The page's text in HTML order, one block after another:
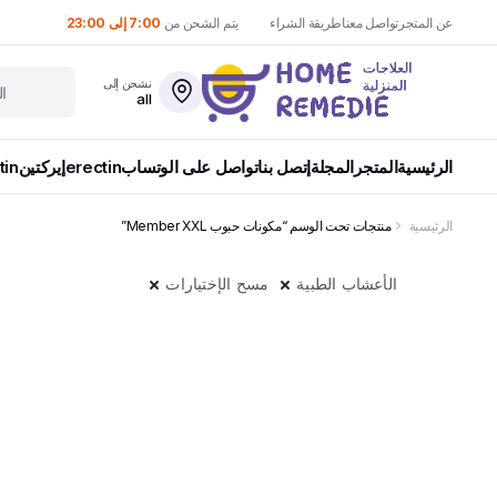
عن المتجرتواصل معناطريقة الشراء يتم الشحن من 7:00 إلى 23:00
نشحن إلى
all
الرئيسيةالمتجر المجلةإتصل بناتواصل على الوتسابerectinإيركتين
الرئيسية منتجات تحت الوسم “مكونات حبوب Member XXL”
مسح الإختيارات الأعشاب الطبية